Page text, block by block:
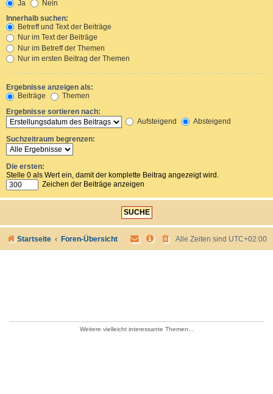
Ja
Nein
Innerhalb suchen:
Betreff und Text der Beiträge
Nur im Text der Beiträge
Nur im Betreff der Themen
Nur im ersten Beitrag der Themen
Ergebnisse anzeigen als:
Beiträge
Themen
Ergebnisse sortieren nach:
Aufsteigend
Absteigend
Suchzeitraum begrenzen:
Die ersten:
Stelle 0 als Wert ein, damit der komplette Beitrag angezeigt wird.
Zeichen der Beiträge anzeigen
Startseite Foren-Übersicht Alle Zeiten sind UTC+02:00
Weitere vielleicht interessante Themen...